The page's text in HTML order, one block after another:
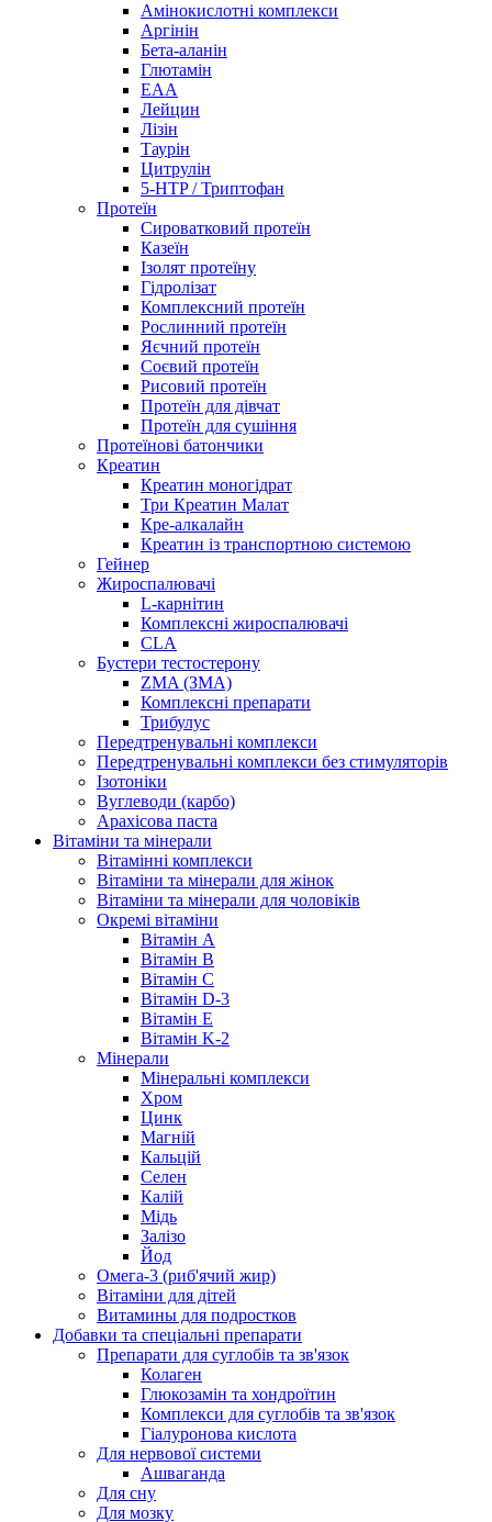
Амінокислотні комплекси
Аргінін
Бета-аланін
Глютамін
EAA
Лейцин
Лізін
Таурін
Цитрулін
5-HTP / Триптофан
Протеїн
Сироватковий протеїн
Казеїн
Ізолят протеїну
Гідролізат
Комплексний протеїн
Рослинний протеїн
Яєчний протеїн
Соєвий протеїн
Рисовий протеїн
Протеїн для дівчат
Протеїн для сушіння
Протеїнові батончики
Креатин
Креатин моногідрат
Три Креатин Малат
Кре-алкалайн
Креатин із транспортною системою
Гейнер
Жироспалювачі
L-карнітин
Комплексні жироспалювачі
CLA
Бустери тестостерону
ZMA (ЗМА)
Комплексні препарати
Трибулус
Передтренувальні комплекси
Передтренувальні комплекси без стимуляторів
Ізотоніки
Вуглеводи (карбо)
Арахісова паста
Вітаміни та мінерали
Вітамінні комплекси
Вітаміни та мінерали для жінок
Вітаміни та мінерали для чоловіків
Окремі вітаміни
Вітамін А
Вітамін B
Вітамін C
Вітамін D-3
Вітамін Е
Вітамін K-2
Мінерали
Мінеральні комплекси
Хром
Цинк
Магній
Кальцій
Селен
Калій
Мідь
Залізо
Йод
Омега-3 (риб'ячий жир)
Вітаміни для дітей
Витамины для подростков
Добавки та спеціальні препарати
Препарати для суглобів та зв'язок
Колаген
Глюкозамін та хондроїтин
Комплекси для суглобів та зв'язок
Гіалуронова кислота
Для нервової системи
Ашваганда
Для сну
Для мозку